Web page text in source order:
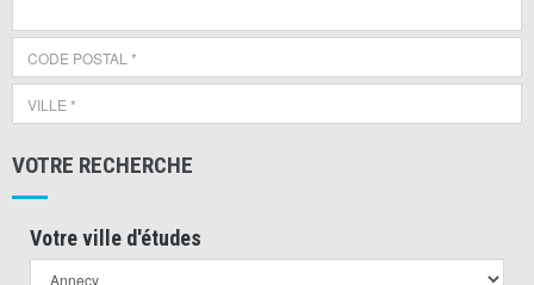
VOTRE RECHERCHE
Votre ville d'études